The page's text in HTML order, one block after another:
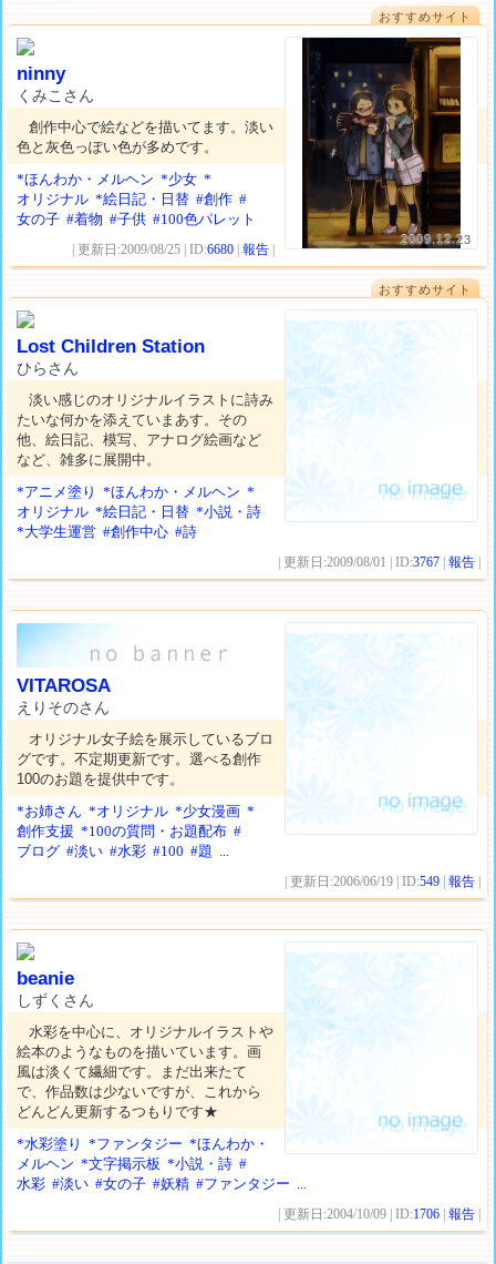
おすすめサイト
2009.12.23
ninny
くみこさん
創作中心で絵などを描いてます。淡い
色と灰色っぽい色が多めです。
*ほんわか・メルヘン *少女 *
オリジナル *絵日記・日替 #創作 #
女の子 #着物 #子供 #100色パレット
| 更新日:2009/08/25 | ID:6680 |報告
おすすめサイト
Lost Children Station
ひらさん
淡い感じのオリジナルイラストに詩み
たいな何かを添えていまあす。その
他、絵日記、模写、アナログ絵画など
など、雑多に展開中。
*アニメ塗り
*ほんわか・メルヘン *
オリジナル *絵日記・日替 *小説・詩
*大学生運営 #創作中心 #詩
| 更新日:2009/08/01 | ID:3767 |報告
VITAROSA
えりそのさん
オリジナル女子絵を展示しているブロ
グです。不定期更新です。選べる創作
100のお題を提供中です。
*お姉さん *オリジナル *少女漫画 *
創作支援 *100の質問・お題配布 #
ブログ #淡い #水彩 #100 #題 ...
| 更新日:2006/06/19 | ID:549 |報告
beanie
しずくさん
水彩を中心に、オリジナルイラストや
絵本のようなものを描いています。画
風は淡くて繊細です。まだ出来たて
で、作品数は少ないですが、これから
どんどん更新するつもりです★
*水彩塗り
*ファンタジー *ほんわか・
メルヘン *文字掲示板 *小説・詩 #
水彩 #淡い #女の子 #妖精 #ファンタジー ...
| 更新日:2004/10/09 | ID:1706 |報告